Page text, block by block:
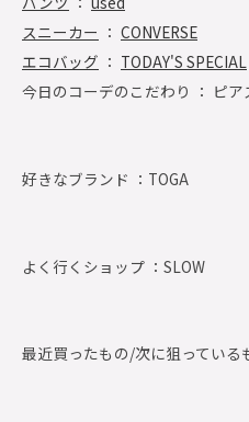
スニーカー ： CONVERSE
エコバッグ ： TODAY'S SPECIAL
今日のコーデのこだわり ： ピ
好きなブランド ： TOGA
よく行くショップ ： SLOW
最近買ったもの/次に狙っている